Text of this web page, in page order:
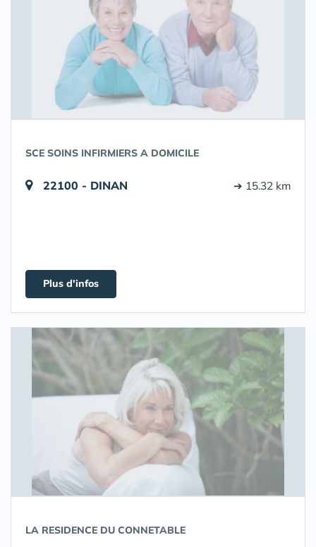
SCE SOINS INFIRMIERS A DOMICILE
22100 - DINAN ➔ 15.32 km
Plus d'infos
LA RESIDENCE DU CONNETABLE